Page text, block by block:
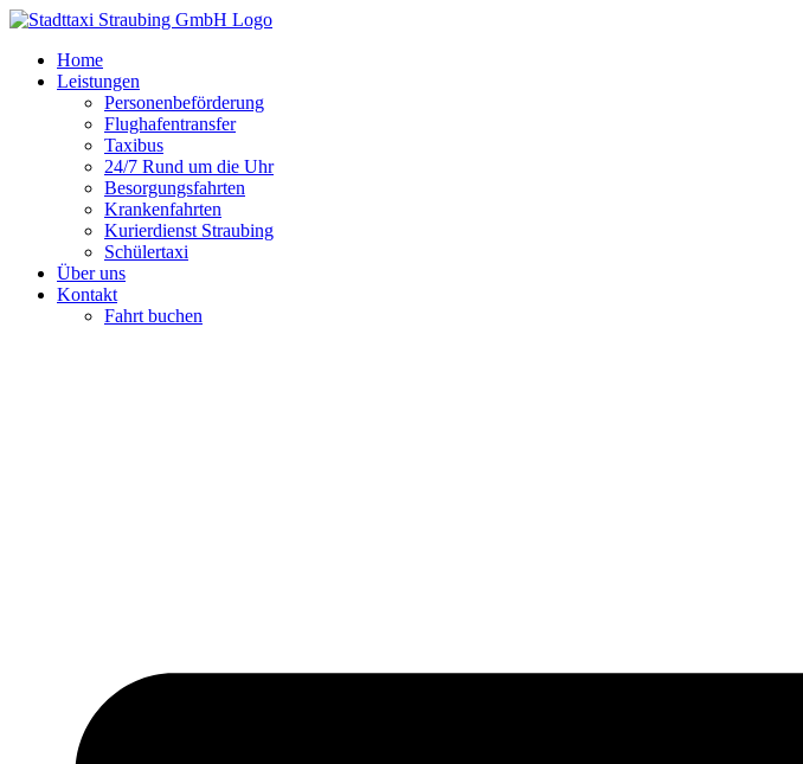
Zum
springenHome
Leistungen
Personenbeförderung
Flughafentransfer
Taxibus
24/7 Rund um die Uhr
Besorgungsfahrten
Krankenfahrten
Kurierdienst Straubing
Schülertaxi
Über uns
Kontakt
Fahrt buchen